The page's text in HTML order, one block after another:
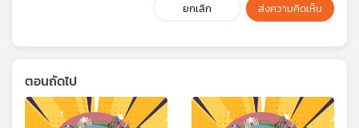
ยกเลิก ส่งความคิดเห็น
ตอนถัดไป